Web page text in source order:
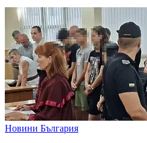
Новини България